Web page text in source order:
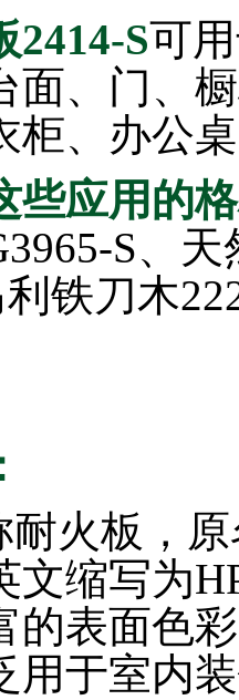
2414-S可
面、门、
柜、办公
些应用的
S、
铁刀木
耐火板，
文缩写为
的表面色
用于室内